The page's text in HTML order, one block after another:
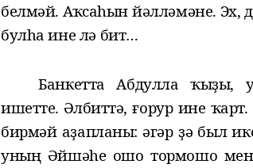
белмәй. Аҡсаһын йәлләмәне. Эх,
булһа ине лә бит…
Банкетта Абдулла ҡыҙы,
ишетте. Әлбиттә, ғорур ине
бирмәй аҙапланы: әгәр ҙә был
уның Әйшәһе ошо тормошо